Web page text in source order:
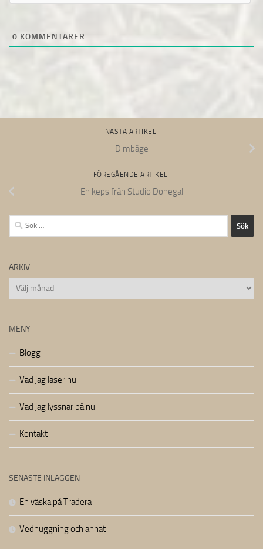
0 KOMMENTARER
NÄSTA ARTIKEL
Dimbåge
FÖREGÅENDE ARTIKEL
En keps från Studio Donegal
Sök
efter:
ARKIV
Arkiv
MENY
Blogg
Vad jag läser nu
Vad jag lyssnar på nu
Kontakt
SENASTE INLÄGGEN
En väska på Tradera
Vedhuggning och annat